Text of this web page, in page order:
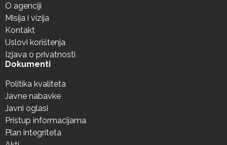
O agenciji
Misija i vizija
Kontakt
Uslovi korištenja
Izjava o privatnosti
Dokumenti
Politika kvaliteta
Javne nabavke
Javni oglasi
Pristup informacijama
Plan integriteta